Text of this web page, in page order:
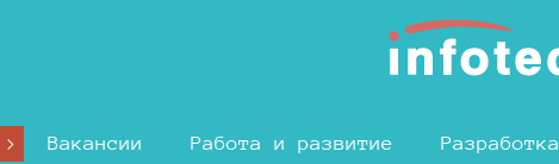
Вакансии Работа и развитие Разработка